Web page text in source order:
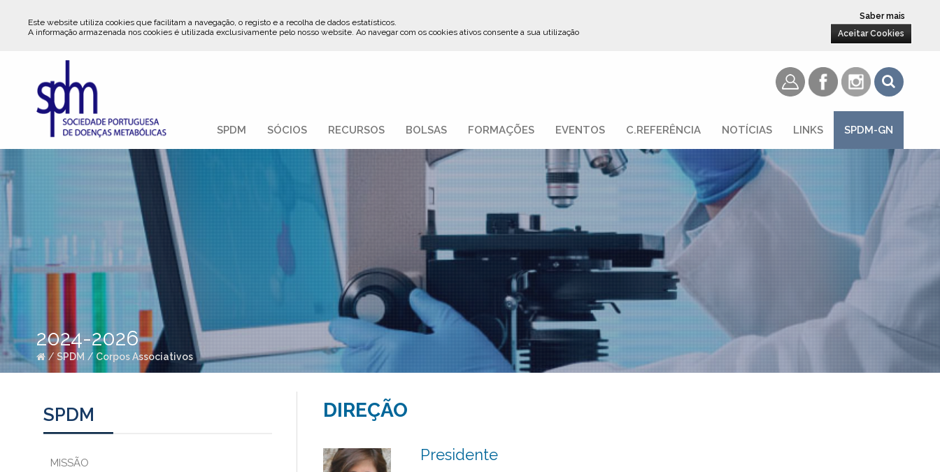
Este website utiliza cookies que facilitam a navegação, o registo e a recolha de dados estatísticos.
A informação armazenada nos cookies é utilizada exclusivamente pelo nosso website.Ao navegar com os cookies ativos consente a sua utilização
Saber mais
Aceitar Cookies
SPDM SÓCIOS RECURSOS BOLSAS FORMAÇÕES EVENTOS C.REFERÊNCIA NOTÍCIAS LINKS SPDM-GN
2024-2026
/ SPDM / Corpos Associativos
SPDM
MISSÃO
DIREÇÃO
Presidente